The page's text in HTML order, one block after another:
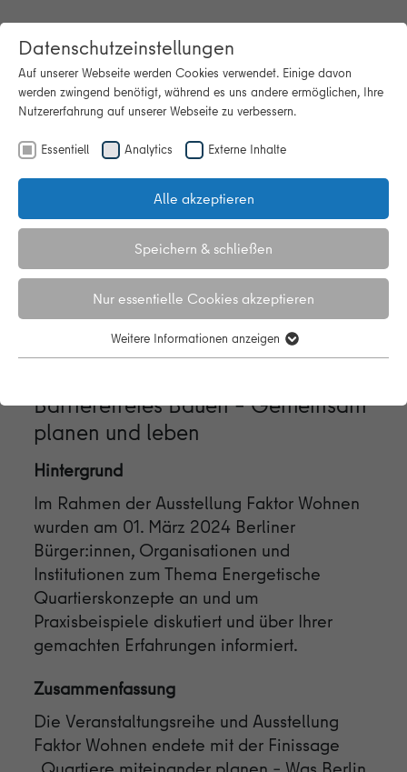
Startseite
Faktor Wohnen: Quartiere miteinander planen – Was
Berlin vom Rathausblock lernen kann (Finissage)
Faktor Wohnen: Quartiere
miteinander planen – Was Berlin
vom Rathausblock lernen kann
(Finissage)
Barrierefreies Bauen – Gemeinsam
planen und leben
Hintergrund
Im Rahmen der Ausstellung Faktor Wohnen
wurden am 01. März 2024 Berliner
Bürger:innen, Organisationen und
Institutionen zum Thema Energetische
Quartierskonzepte an und um
Praxisbeispiele diskutiert und über Ihrer
gemachten Erfahrungen informiert.
Zusammenfassung
Die Veranstaltungsreihe und Ausstellung
Faktor Wohnen endete mit der Finissage
Datenschutzeinstellungen
Auf unserer Webseite werden Cookies verwendet. Einige davon
werden zwingend benötigt, während es uns andere ermöglichen, Ihre
Nutzererfahrung auf unserer Webseite zu verbessern.
Essentiell Analytics Externe Inhalte
Alle akzeptieren
Speichern & schließen
Nur essentielle Cookies akzeptieren
einwandfrei funktioniert.
Name
Laufzeit 1 Jahr
Zweck Steuerung der Cookies und externen Inhalte.
Analytics
Wir nutzen Analytics-Cookies, damit wir Sie auf unserer Seite
wiedererkennen und den Erfolg unserer Kampagnen messen zu
können.
Name _ga
Google
Zweck
Cookie von Google zur Steuerung der
erweiterten Script- und Ereignisbehandlung.
Cookie-Informationen anzeigen
Externe Inhalte
zusätzliche Informationen anzubieten.
Weitere Informationen anzeigen